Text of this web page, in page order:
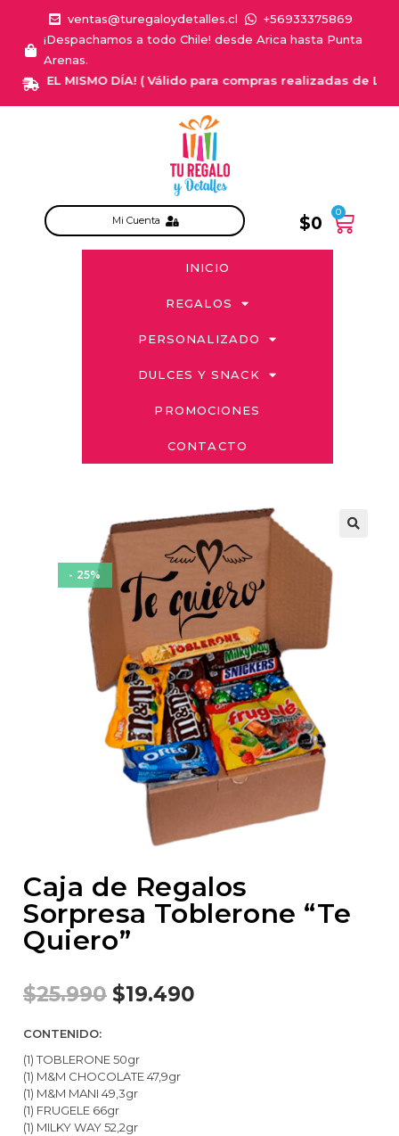
ventas@turegaloydetalles.cl
+56933375869
¡Despachamos a todo Chile! desde Arica hasta Punta
Arenas.
EL MISMO DÍA! ( Válido para compras realizadas de
Mi Cuenta $0
0
INICIO
REGALOS
PERSONALIZADO
DULCES Y SNACK
PROMOCIONES
CONTACTO
- 25%
Caja de Regalos
Sorpresa Toblerone “Te
Quiero”
$25.990 $19.490
CONTENIDO:
(1) TOBLERONE 50gr
(1) M&M CHOCOLATE 47,9gr
(1) M&M MANI 49,3gr
(1) FRUGELE 66gr
(1) MILKY WAY 52,2gr